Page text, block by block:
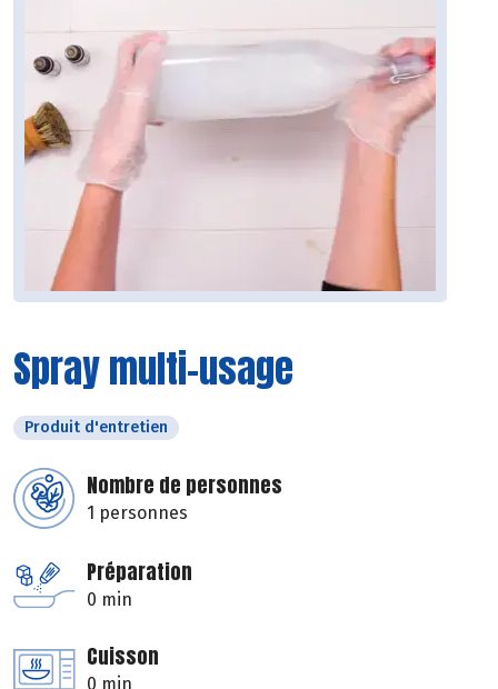
Spray multi-usage
Produit d'entretien
Nombre de personnes
1 personnes
Préparation
0 min
Cuisson
0 min